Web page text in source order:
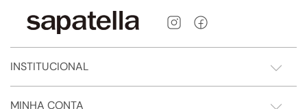
INSTITUCIONAL
MINHA CONTA